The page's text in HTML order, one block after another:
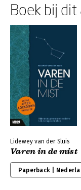
Boek bij
Lidewey van der Sluis
Varen in de mist
Paperback |